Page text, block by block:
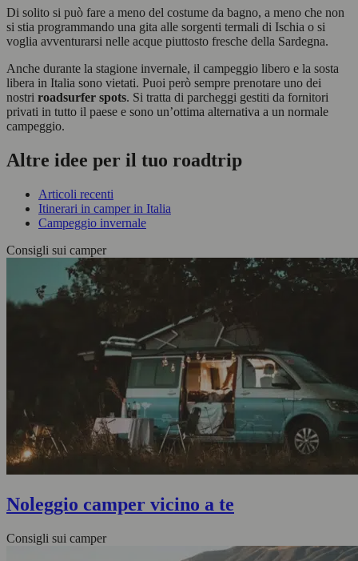
Di solito si può fare a meno del costume da bagno, a meno che non
si stia programmando una gita alle sorgenti termali di Ischia o si
voglia avventurarsi nelle acque piuttosto fresche della Sardegna.
Anche durante la stagione invernale, il campeggio libero e la sosta
libera in Italia sono vietati. Puoi però sempre prenotare uno dei
nostri roadsurfer spots. Si tratta di parcheggi gestiti da fornitori
privati in tutto il paese e sono un’ottima alternativa a un normale
campeggio.
Altre idee per il tuo roadtrip
Articoli recenti
Itinerari in camper in Italia
Campeggio invernale
Consigli sui camper
Noleggio camper vicino a te
Consigli sui camper